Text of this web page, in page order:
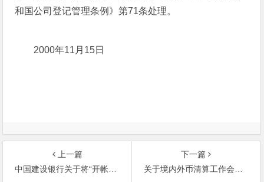
和国公司登记管理条例》第71条处理。
2000年11月15日
上一篇
中国建设银行关于将“开帐与结算计划”清算银行业务并入资金清算系统等有关事项的通知
下一篇
关于境内外币清算工作会计年终决算办法等有关问题的通知